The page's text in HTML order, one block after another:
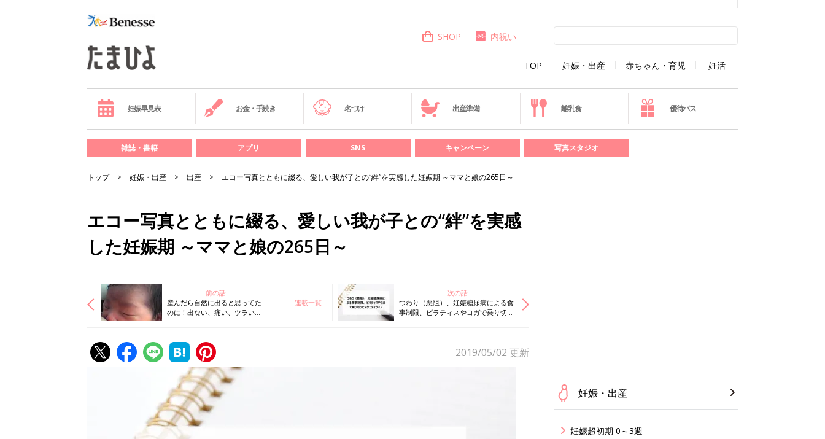
TOP 妊娠・出産 赤ちゃん・育児 妊活
SHOP 内祝い
妊娠早見表 お金・手続き 名づけ 出産準備 離乳食 優待パス
雑誌・書籍 アプリ SNS キャンペーン 写真スタジオ
トップ 妊娠・出産 出産 エコー写真とともに綴る、愛しい我が子との“絆”を実感した妊娠期 ～ママと娘の265日～
エコー写真とともに綴る、愛しい我が子との“絆”を実感
した妊娠期 ～ママと娘の265日～
前の話
産んだら自然に出ると思ってた
のに！出ない、痛い、ツラい！
連載一覧
次の話
つわり（悪阻）、妊娠糖尿病による食
事制限、ピラティスやヨガで乗り切っ
2019/05/02 更新
妊娠・出産
妊娠超初期 0～3週